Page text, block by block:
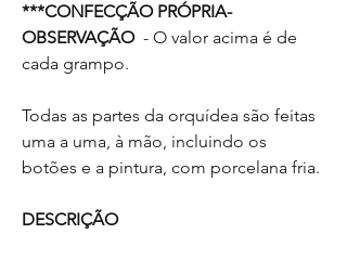
***CONFECÇÃO PRÓPRIA-
OBSERVAÇÃO - O valor acima é de
cada grampo.
Todas as partes da orquídea são feitas
uma a uma, à mão, incluindo os
botões e a pintura, com porcelana fria.
DESCRIÇÃO